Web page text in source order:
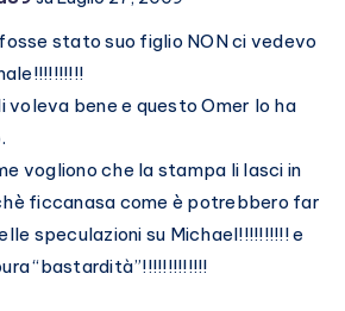
stato suo figlio NON ci vedevo
voleva bene e questo Omer lo ha
vogliono che la stampa li lasci in
ficcanasa come è potrebbero far
speculazioni su Michael!!!!!!!!!! e
“bastardità”!!!!!!!!!!!!!